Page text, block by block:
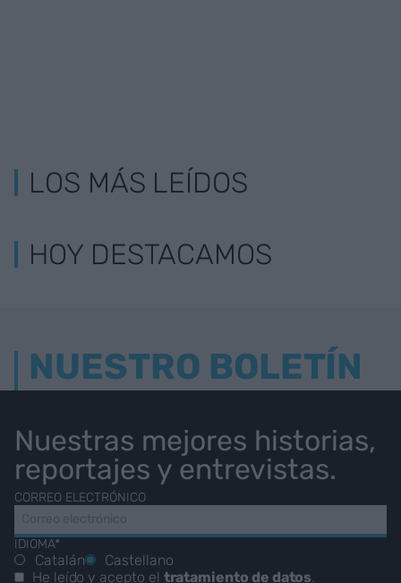
LOS MÁS LEÍDOS
HOY DESTACAMOS
NUESTRO BOLETÍN
Nuestras mejores historias,
reportajes y entrevistas.
CORREO ELECTRÓNICO
IDIOMA*
Catalán
Castellano
He leído y acepto el tratamiento de datos.